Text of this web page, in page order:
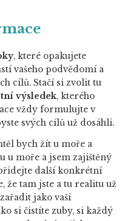
, které opakujete
vašeho podvědomí a
cílů. Stačí si zvolit tu
výsledek, kterého
vždy formulujte v
svých cílů už dosáhli.
bych žít u moře a
u moře a jsem zajištěný
další konkrétní
že tam jste a tu realitu už
jako vaši
si čistíte zuby, si každý